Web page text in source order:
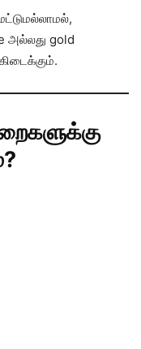
அல்லது gold